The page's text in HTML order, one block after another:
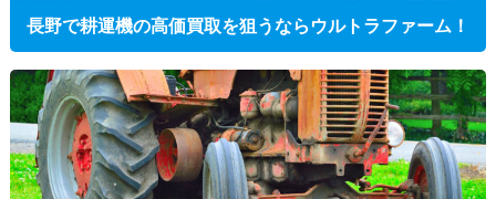
長野で耕運機の高価買取を狙うならウルトラファーム！